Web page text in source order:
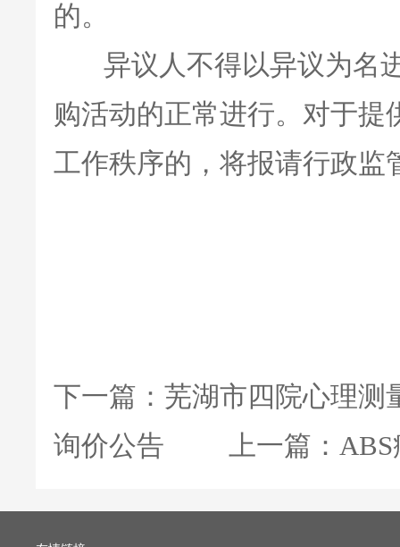
的。
异议人不得以异议为名
购活动的正常进行。对于
工作秩序的，将报请行政监
下一篇： 芜湖市四院心理测
询价公告 上一篇：